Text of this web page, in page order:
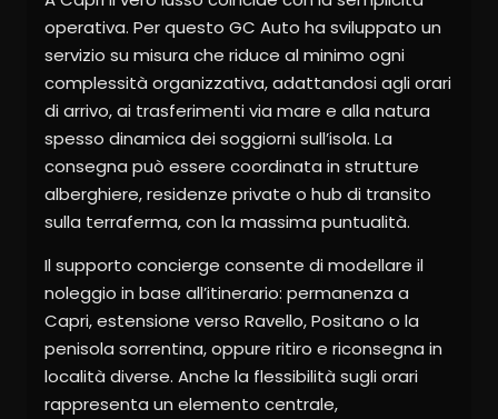
operativa. Per questo GC Auto ha sviluppato un
servizio su misura che riduce al minimo ogni
complessità organizzativa, adattandosi agli orari
di arrivo, ai trasferimenti via mare e alla natura
spesso dinamica dei soggiorni sull’isola. La
consegna può essere coordinata in strutture
alberghiere, residenze private o hub di transito
sulla terraferma, con la massima puntualità.
Il supporto concierge consente di modellare il
noleggio in base all’itinerario: permanenza a
Capri, estensione verso Ravello, Positano o la
penisola sorrentina, oppure ritiro e riconsegna in
località diverse. Anche la flessibilità sugli orari
rappresenta un elemento centrale,